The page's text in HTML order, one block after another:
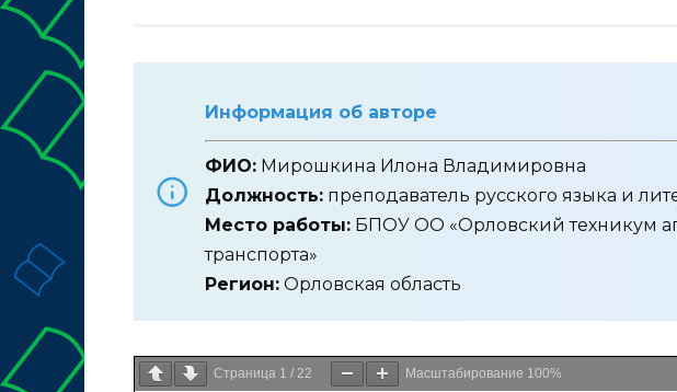
Информация об авторе
ФИО: Мирошкина Илона Владимировна
Должность: преподаватель русского языка и
Место работы: БПОУ ОО «Орловский техникум
транспорта»
Регион: Орловская область
Страница 1 / 22 Масштабирование 100%